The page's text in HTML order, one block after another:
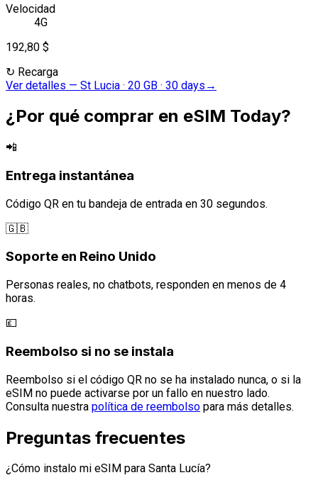
Velocidad
4G
192,80 $
↻ Recarga
Ver detalles — St Lucia · 20 GB · 30 days →
¿Por qué comprar en eSIM Today?
📲
Entrega instantánea
Código QR en tu bandeja de entrada en 30 segundos.
🇬🇧
Soporte en Reino Unido
Personas reales, no chatbots, responden en menos de 4
horas.
💷
Reembolso si no se instala
Reembolso si el código QR no se ha instalado nunca, o si la
eSIM no puede activarse por un fallo en nuestro lado.
Consulta nuestra política de reembolso para más detalles.
Preguntas frecuentes
¿Cómo instalo mi eSIM para Santa Lucía?